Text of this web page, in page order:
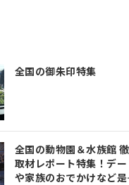
全国の御朱印特集
全国の動物園＆水族館
取材レポート特集！デー
や家族のおでかけなど是